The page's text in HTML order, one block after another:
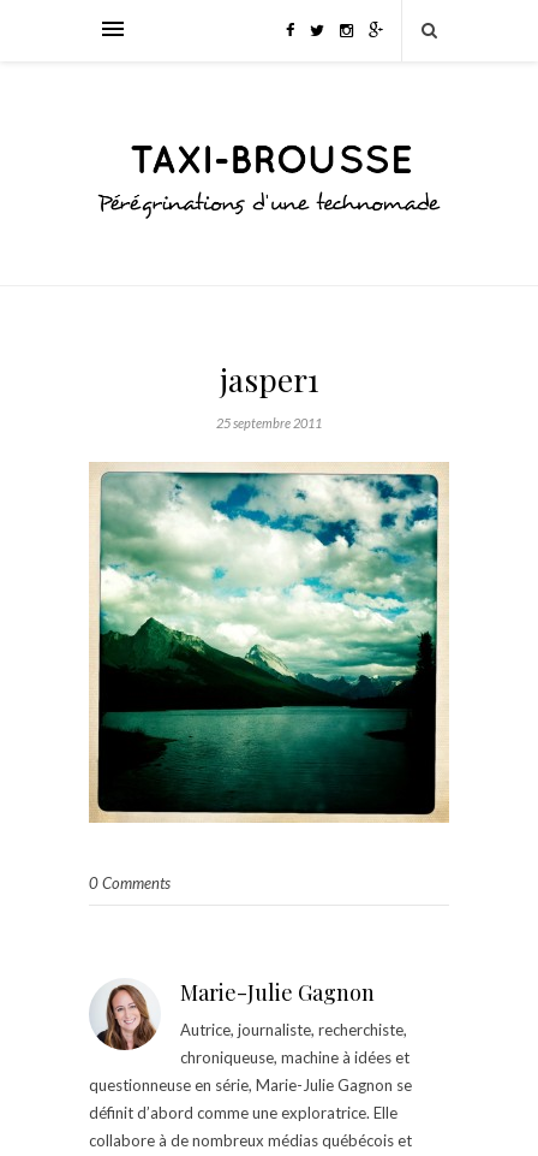
jasper1
25 septembre 2011
0 Comments
Marie-Julie Gagnon
Autrice, journaliste, recherchiste,
chroniqueuse, machine à idées et
questionneuse en série, Marie-Julie Gagnon se
définit d’abord comme une exploratrice. Elle
collabore à de nombreux médias québécois et